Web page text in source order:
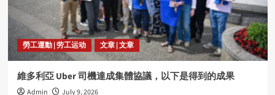
勞工運動 | 劳工运动 文章 | 文章
維多利亞 Uber 司機達成集體協議，以下是得到的成果
Admin July 9, 2026